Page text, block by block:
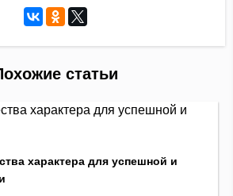
статьи
характера для успешной и